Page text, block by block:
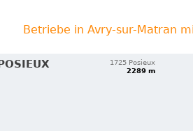
Betriebe in Avry-sur-Matran
1725 Posieux
2289 m